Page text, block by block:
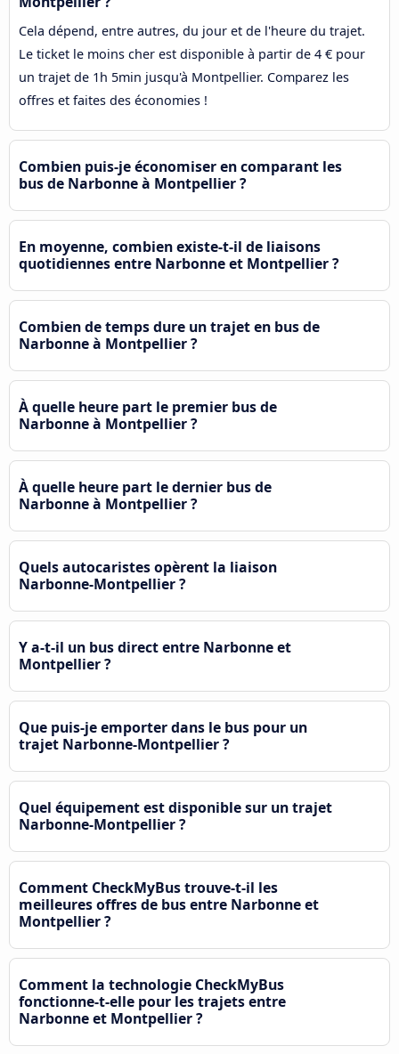
Cela dépend, entre autres, du jour et de l'heure du trajet.
Le ticket le moins cher est disponible à partir de 4 € pour
un trajet de 1h 5min jusqu'à Montpellier. Comparez les
offres et faites des économies !
Combien puis-je économiser en comparant les
bus de Narbonne à Montpellier ?
En moyenne, combien existe-t-il de liaisons
quotidiennes entre Narbonne et Montpellier ?
Combien de temps dure un trajet en bus de
Narbonne à Montpellier ?
À quelle heure part le premier bus de
Narbonne à Montpellier ?
À quelle heure part le dernier bus de
Narbonne à Montpellier ?
Quels autocaristes opèrent la liaison
Narbonne-Montpellier ?
Y a-t-il un bus direct entre Narbonne et
Montpellier ?
Que puis-je emporter dans le bus pour un
trajet Narbonne-Montpellier ?
Quel équipement est disponible sur un trajet
Narbonne-Montpellier ?
Comment CheckMyBus trouve-t-il les
meilleures offres de bus entre Narbonne et
Montpellier ?
Comment la technologie CheckMyBus
fonctionne-t-elle pour les trajets entre
Narbonne et Montpellier ?